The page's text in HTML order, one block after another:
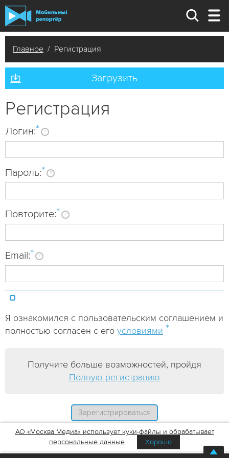
Главное / Регистрация
Загрузить
Регистрация
Логин:* ?
Пароль:* ?
Повторите:* ?
Email:* ?
Я ознакомился с пользовательским соглашением и
полностью согласен с его условиями *
Получите больше возможностей, пройдя
Полную регистрацию
АО «Москва Медиа» использует куки-файлы и обрабатывает
персональные данные
Хорошо